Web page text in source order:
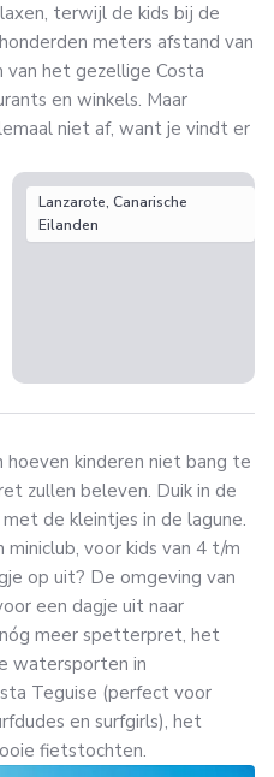
terwijl de kids bij de
meters afstand van
het gezellige Costa
en winkels. Maar
niet af, want je vindt er
Lanzarote, Canarische
Eilanden
kinderen niet bang te
zullen beleven. Duik in de
de kleintjes in de lagune.
voor kids van 4 t/m
op uit? De omgeving van
een dagje uit naar
meer spetterpret, het
watersporten in
Teguise (perfect voor
en surfgirls), het
fietstochten.